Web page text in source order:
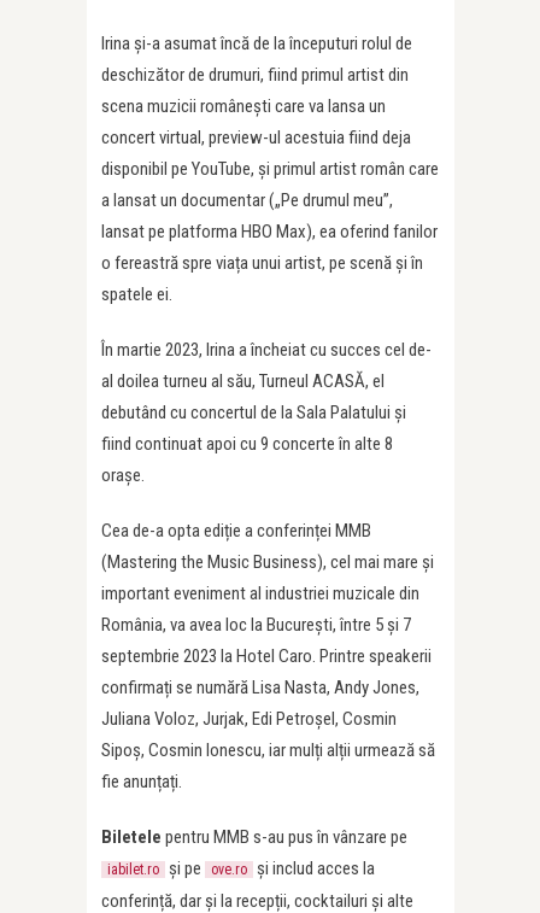
Irina și-a asumat încă de la începuturi rolul de
deschizător de drumuri, fiind primul artist din
scena muzicii românești care va lansa un
concert virtual, preview-ul acestuia fiind deja
disponibil pe YouTube, și primul artist român care
a lansat un documentar („Pe drumul meu”,
lansat pe platforma HBO Max), ea oferind fanilor
o fereastră spre viața unui artist, pe scenă și în
spatele ei.
În martie 2023, Irina a încheiat cu succes cel de-
al doilea turneu al său, Turneul ACASĂ, el
debutând cu concertul de la Sala Palatului și
fiind continuat apoi cu 9 concerte în alte 8
orașe.
Cea de-a opta ediție a conferinței MMB
(Mastering the Music Business), cel mai mare și
important eveniment al industriei muzicale din
România, va avea loc la București, între 5 și 7
septembrie 2023 la Hotel Caro. Printre speakerii
confirmați se numără Lisa Nasta, Andy Jones,
Juliana Voloz, Jurjak, Edi Petroșel, Cosmin
Sipoș, Cosmin Ionescu, iar mulți alții urmează să
fie anunțați.
Biletele pentru MMB s-au pus în vânzare pe
iabilet.ro și pe ove.ro
și includ acces la
conferință, dar și la recepții, cocktailuri și alte